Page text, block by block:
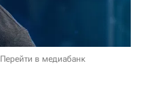
Перейти в медиабанк